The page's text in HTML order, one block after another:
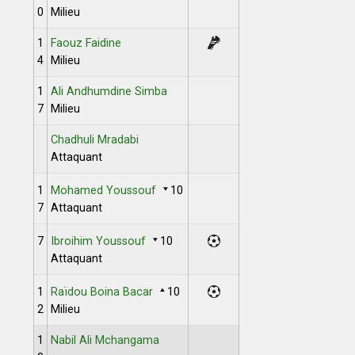
0
Milieu
1
4
Faouz Faidine
Milieu
1
7
Ali Andhumdine Simba
Milieu
Chadhuli Mradabi
Attaquant
1
7
Mohamed Youssouf
10
Attaquant
7 Ibroihim Youssouf
10
Attaquant
1
2
Raïdou Boina Bacar
10
Milieu
1
Nabil Ali Mchangama